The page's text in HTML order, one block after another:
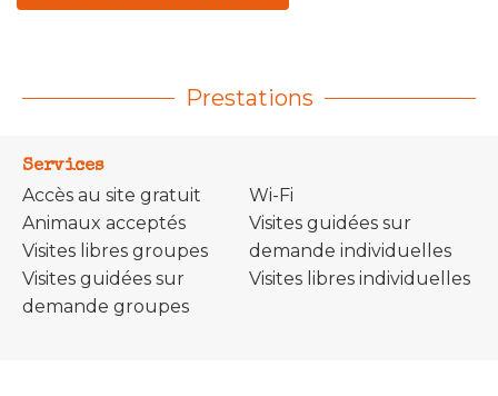
Prestations
Services
Accès au site gratuit
Animaux acceptés
Visites libres groupes
Visites guidées sur
demande groupes
Wi-Fi
Visites guidées sur
demande individuelles
Visites libres individuelles